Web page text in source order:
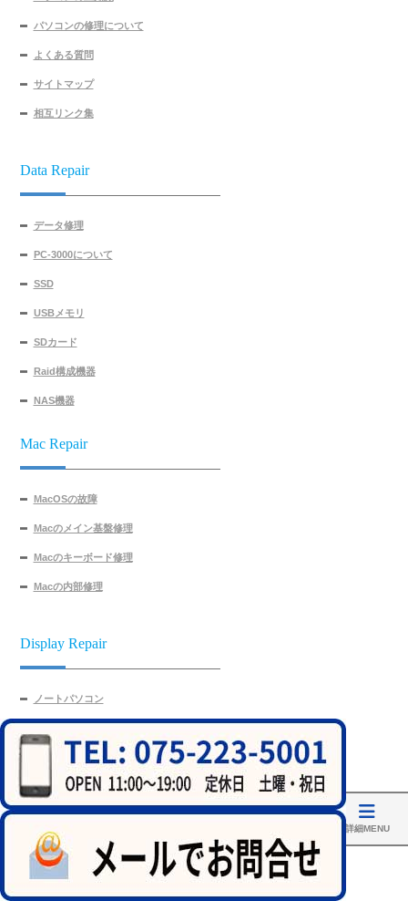
ホーム 詳細MENU
パソコンの修理について
よくある質問
サイトマップ
相互リンク集
Data Repair
データ修理
PC-3000について
SSD
USBメモリ
SDカード
Raid構成機器
NAS機器
Mac Repair
MacOSの故障
Macのメイン基盤修理
Macのキーボード修理
Macの内部修理
Display Repair
ノートパソコン
タブレット
液晶修理対応メーカー
Technology